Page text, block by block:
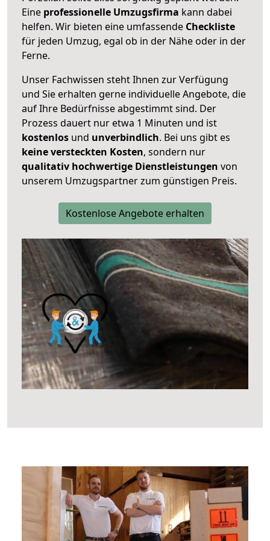
Eine professionelle Umzugsfirma kann dabei
helfen. Wir bieten eine umfassende Checkliste
für jeden Umzug, egal ob in der Nähe oder in der
Ferne.
Unser Fachwissen steht Ihnen zur Verfügung
und Sie erhalten gerne individuelle Angebote, die
auf Ihre Bedürfnisse abgestimmt sind. Der
Prozess dauert nur etwa 1 Minuten und ist
kostenlos und unverbindlich. Bei uns gibt es
keine versteckten Kosten, sondern nur
qualitativ hochwertige Dienstleistungen von
unserem Umzugspartner zum günstigen Preis.
Kostenlose Angebote erhalten